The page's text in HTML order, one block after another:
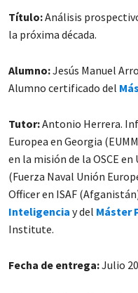
Título:Análisis
la próxima década.
Alumno:Jesús Manuel
Alumno certificado del
Tutor:Antonio Herrera.
Europea en Georgia
en la misión de la OSCE
(Fuerza Naval Unión
Officer en ISAF
Inteligencia y del Máster
Institute.
Fecha de entrega:Julio